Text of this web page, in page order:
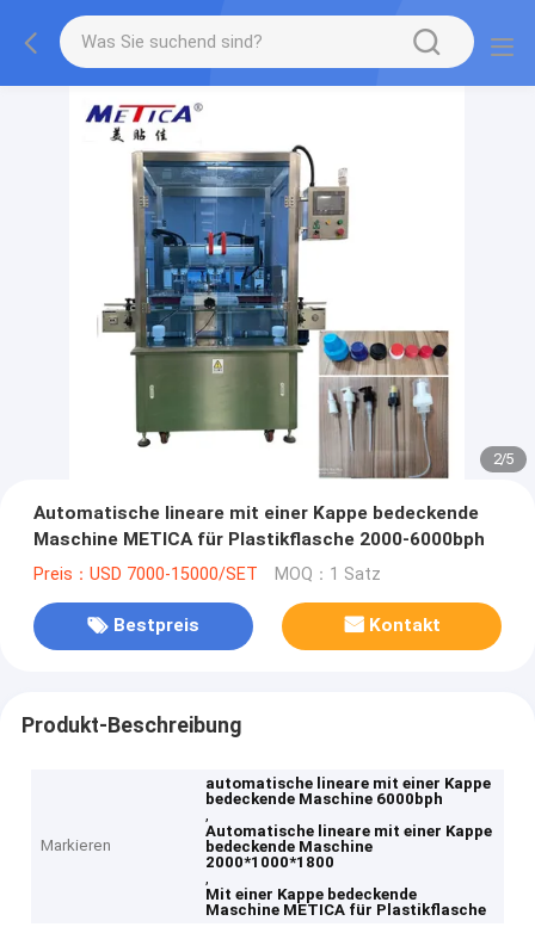
2/5
Automatische lineare mit einer Kappe bedeckende
Maschine METICA für Plastikflasche 2000-6000bph
Preis：USD 7000-15000/SET MOQ：1 Satz
Bestpreis Kontakt
Produkt-Beschreibung
Markieren
automatische lineare mit einer Kappe
bedeckende Maschine 6000bph
,
Automatische lineare mit einer Kappe
bedeckende Maschine
2000*1000*1800
,
Mit einer Kappe bedeckende
Maschine METICA für Plastikflasche